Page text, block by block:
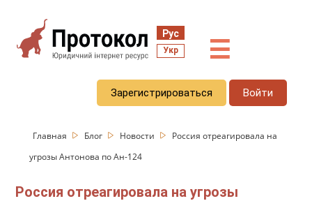
Рус
Укр ☰
Зарегистрироваться Войти
Главная Блог Новости
Россия отреагировала на
угрозы Антонова по Ан-124
Россия отреагировала на угрозы